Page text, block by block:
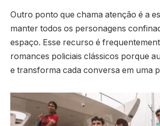
Outro ponto que chama atenção é a
manter todos os personagens
espaço. Esse recurso é
romances policiais clássicos porque
e transforma cada conversa em uma